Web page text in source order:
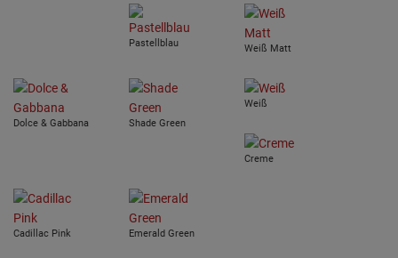
Pastellblau Weiß Matt
Dolce & Gabbana Shade Green
Weiß
Creme
Cadillac Pink Emerald Green